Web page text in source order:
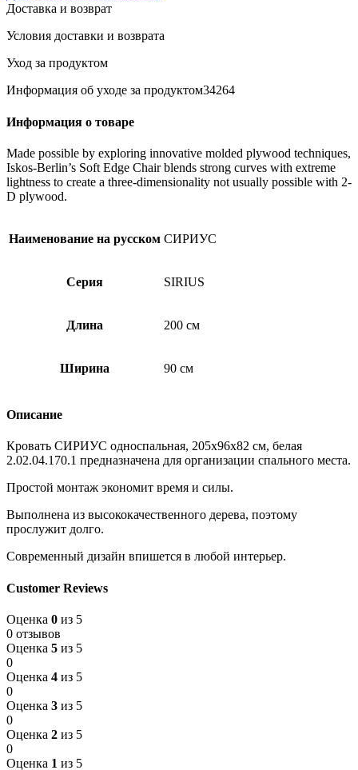
Доставка и возврат
Условия доставки и возврата
Уход за продуктом
Информация об уходе за продуктом34264
Информация о товаре
Made possible by exploring innovative molded plywood techniques,
Iskos-Berlin’s Soft Edge Chair blends strong curves with extreme
lightness to create a three-dimensionality not usually possible with 2-
D plywood.
Наименование на русском СИРИУС
Серия SIRIUS
Длина 200 см
Ширина 90 см
Описание
Кровать СИРИУС односпальная, 205x96x82 см, белая
2.02.04.170.1 предназначена для организации спального места.
Простой монтаж экономит время и силы.
Выполнена из высококачественного дерева, поэтому
прослужит долго.
Современный дизайн впишется в любой интерьер.
Customer Reviews
Оценка 0 из 5
0 отзывов
Оценка 5 из 5
0
Оценка 4 из 5
0
Оценка 3 из 5
0
Оценка 2 из 5
0
Оценка 1 из 5